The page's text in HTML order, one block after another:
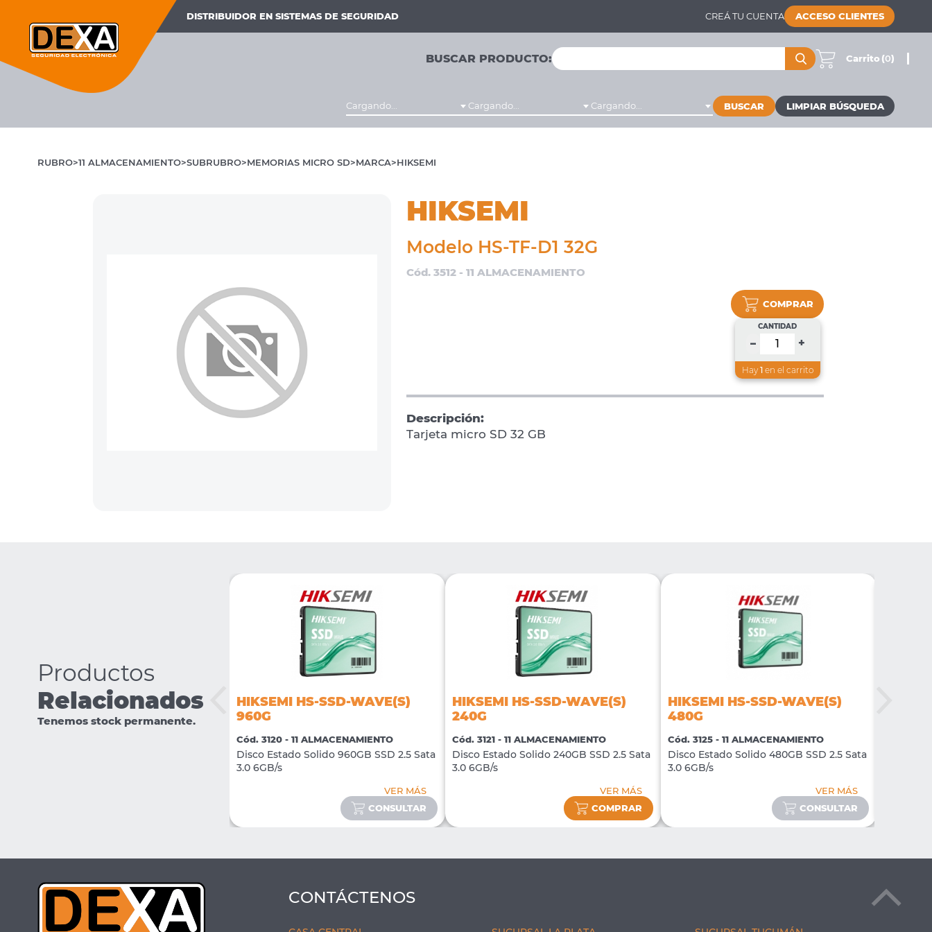
DISTRIBUIDOR EN SISTEMAS DE SEGURIDAD CREÁ TU CUENTA ACCESO CLIENTES
BUSCAR PRODUCTO: Carrito (0)
Cargando... Cargando... Cargando... BUSCAR
RUBRO 11 ALMACENAMIENTO SUBRUBRO MEMORIAS MICRO SD MARCA HIKSEMI
HIKSEMI
Modelo HS-TF-D1 32G
Cód. 3512 - 11 ALMACENAMIENTO
COMPRAR
CANTIDAD
– +
Hay 1en el carrito
Descripción:
Tarjeta micro SD 32 GB
Productos
Relacionados
Tenemos stock permanente.
HIKSEMI HS-TF-D1 128G
HIKSEMI HS-SSD-WAVE(S)
960G
Cód. 3120 - 11 ALMACENAMIENTO
Disco Estado Solido 960GB SSD 2.5 Sata
3.0 6GB/s
VER MÁS
CONSULTAR
HIKSEMI HS-SSD-WAVE(S)
240G
Cód. 3121 - 11 ALMACENAMIENTO
Disco Estado Solido 240GB SSD 2.5 Sata
3.0 6GB/s
VER MÁS
COMPRAR
HIKSEMI HS-SSD-WAVE(S)
480G
Cód. 3125 - 11 ALMACENAMIENTO
Disco Estado Solido 480GB SSD 2.5 Sata
3.0 6GB/s
VER MÁS
CONSULTAR
CONTÁCTENOS